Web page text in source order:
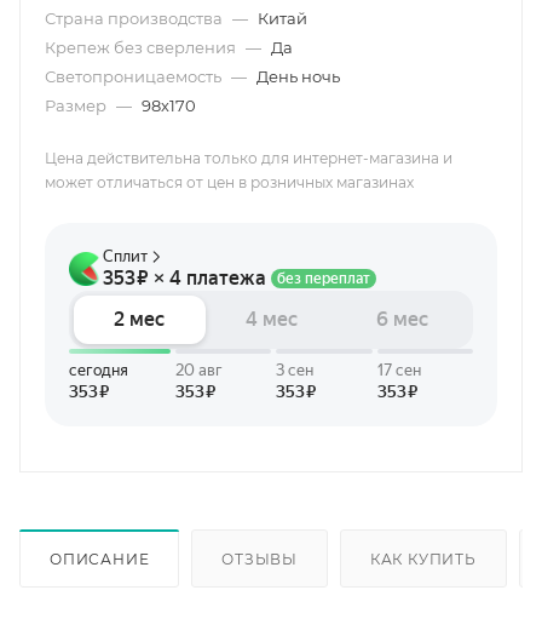
Страна производства — Китай
Крепеж без сверления — Да
Светопроницаемость — День ночь
Размер — 98х170
Цена действительна только для интернет-магазина и
может отличаться от цен в розничных магазинах
ОПИСАНИЕ ОТЗЫВЫ КАК КУПИТЬ